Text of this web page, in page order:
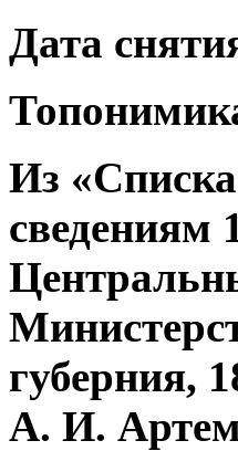
Дата
Из
сведениям
губерния,
А. И.